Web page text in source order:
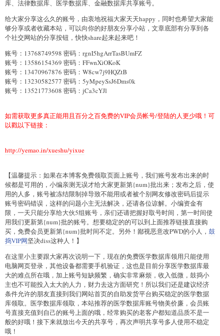
库、法律数据库、医学数据库、金融数据库共享账号。
给大家分享这么久的账号，由衷地祝福大家天天happy，同时也希望大家能
够分享或者收藏本站，可以向你的好朋友分享小站，文章底部有分享到各
个社交网站的分享按钮，快快share起来起来吧！
账号：13768749598 密码：rgnI5hgArrTasBUmFZ
账号：13586154369 密码：FFwnXiOKoK
账号：13470967876 密码：W8cw7j9HQZtB
账号：13230582577 密码：5yMpeySsJ6Dms0k
账号：13521773608 密码：jCa3cYJl
如需获取更多真正能用且百分之百免费的VIP会员帐号/登陆的人更少哦！可
以戳以下链接：
http://yemao.in/xueshu/yixue
【温馨提示：如果在本博客免费领取页面上账号，我们账号发布出来的时
候都是可用的，小编亲测无误才给大家更新第{num}批出来；发布之后，使
用的人多，账号被冻结限制掉导致不能用或者被个别网友修改密码后提示
账号密码错误，这样的问题小主无法解决，还请各位谅解。小编资金有
限，一天只能分享给大伙5组账号，亲们还请把握好取号时间，第一时间使
用我们更新第{num}批的账号。想要稳定的的可以到上面推荐链接直接购
买，免费会员更新第{num}批时间不定。另外！鄙视恶意改PWD的小人， 鼓
捣VIP网坚决diss这种人！】
在这里小主要跟大家再次说明一下，现在的免费医学数据库领用只能使用
电脑网页登录，其他设备都需要手机验证，这也是目前分享医学数据库最
大的难点所在哦，加上账号短缺频繁，确实非常麻烦，收入低微，鼓捣小
主也不可能投入太大的人力，财力去这方面研究！所以我们还是建议经济
条件允许的朋友直接到我们网站首页的自助发货平台购买稳定的医学数据
库领取。医学数据库领取，本站推荐的医学数据库账号物美价廉，会员账
号直接充值到自己的账号上面的哦，经常购买的老客户都知道品质不是一
般的好哦！接下来就放出今天的共享号，再次声明共享号多人使用不稳定
哦！